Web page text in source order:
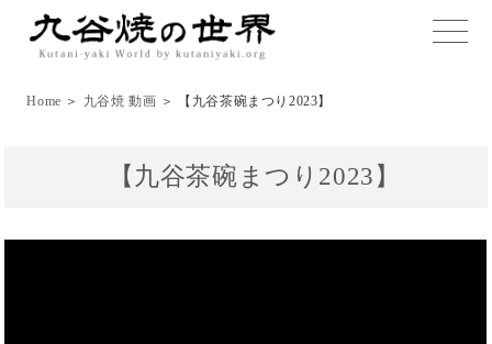
toggle
Home ＞ 九谷焼 動画 ＞ 【九谷茶碗まつり2023】
【九谷茶碗まつり2023】